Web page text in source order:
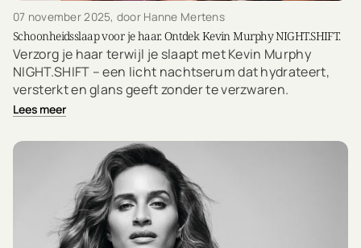
07 november 2025, door Hanne Mertens
Schoonheidsslaap voor je haar. Ontdek Kevin Murphy NIGHT.SHIFT.
Verzorg je haar terwijl je slaapt met Kevin Murphy
NIGHT.SHIFT – een licht nachtserum dat hydrateert,
versterkt en glans geeft zonder te verzwaren.
Lees meer